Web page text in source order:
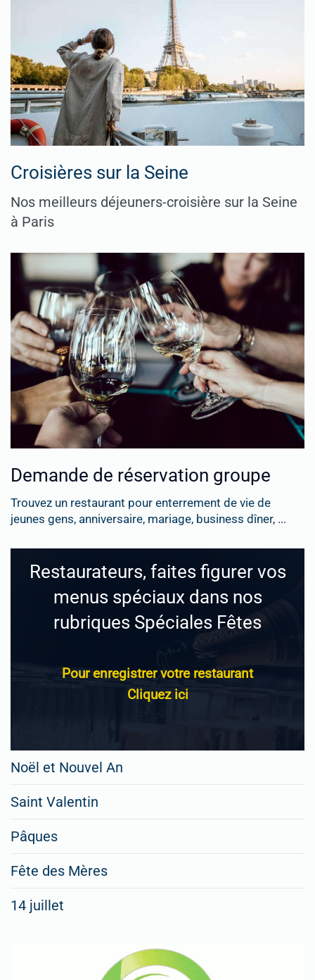
Croisières sur la Seine
Nos meilleurs déjeuners-croisière sur la Seine
à Paris
Demande de réservation groupe
Trouvez un restaurant pour enterrement de vie de
jeunes gens, anniversaire, mariage, business dîner, ...
Restaurateurs, faites figurer vos
menus spéciaux dans nos
rubriques Spéciales Fêtes
Pour enregistrer votre restaurant
Cliquez ici
Noël et Nouvel An
Saint Valentin
Pâques
Fête des Mères
14 juillet